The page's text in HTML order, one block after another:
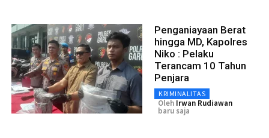
Penganiayaan Berat
hingga MD, Kapolres
Niko : Pelaku
Terancam 10 Tahun
Penjara
KRIMINALITAS
Oleh Irwan Rudiawan
baru saja